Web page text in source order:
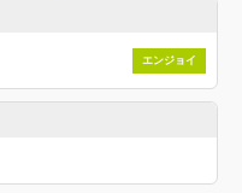
エンジョイ